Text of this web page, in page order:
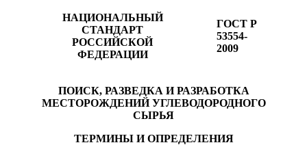
НАЦИОНАЛЬНЫЙ
СТАНДАРТ
РОССИЙСКОЙ
ФЕДЕРАЦИИ
ГОСТ Р
53554-
2009
ПОИСК, РАЗВЕДКА И РАЗРАБОТКА
МЕСТОРОЖДЕНИЙ УГЛЕВОДОРОДНОГО
СЫРЬЯ
ТЕРМИНЫ И ОПРЕДЕЛЕНИЯ